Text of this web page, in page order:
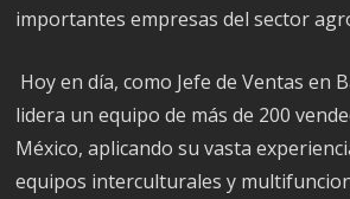
importantes empresas del sector
Hoy en día, como Jefe de Ventas en
lidera un equipo de más de 200
México, aplicando su vasta
equipos interculturales y